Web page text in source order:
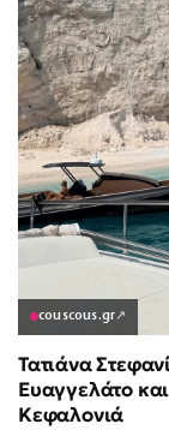
couscous.gr↗
Τατιάνα
Ευαγγελάτο
Κεφαλονιά